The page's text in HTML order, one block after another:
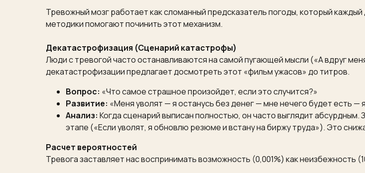
Тревожный мозг работает как сломанный предсказатель погоды, который
методики помогают починить этот механизм.
Декатастрофизация (Сценарий катастрофы)
Люди с тревогой часто останавливаются на самой пугающей мысли («А вдруг
декатастрофизации предлагает досмотреть этот «фильм ужасов» до титров.
Вопрос: «Что самое страшное произойдет, если это случится?»
Развитие: «Меня уволят — я останусь без денег — мне нечего будет есть —
Анализ: Когда сценарий выписан полностью, он часто выглядит
этапе («Если уволят, я обновлю резюме и встану на биржу труда»). Это
Расчет вероятностей
Тревога заставляет нас воспринимать возможность (0,001%) как неизбежность